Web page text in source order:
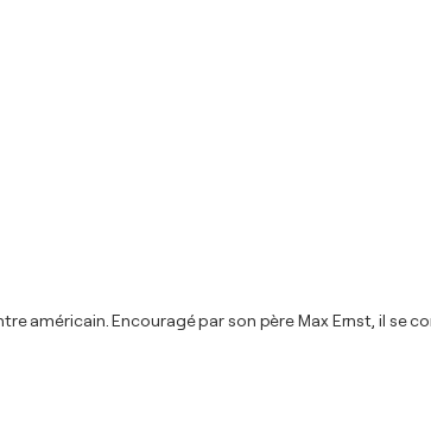
américain. Encouragé par son père Max Ernst, il se